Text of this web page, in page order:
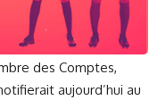
des Comptes,
aujourd’hui au